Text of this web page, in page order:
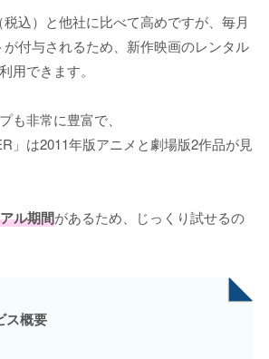
税込）と他社に比べて高めですが、毎月
付与されるため、新作映画のレンタル
用できます。
も非常に豊富で、
」は2011年版アニメと劇場版2作品が見
ル期間があるため、じっくり試せるの
ス概要